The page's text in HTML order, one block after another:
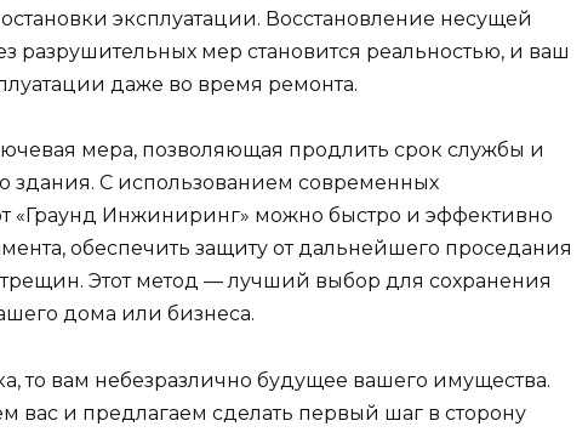
эксплуатации. Восстановление несущей
разрушительных мер становится реальностью, и ваш
даже во время ремонта.
мера, позволяющая продлить срок службы и
здания. С использованием современных
«Граунд Инжиниринг» можно быстро и эффективно
обеспечить защиту от дальнейшего проседания
Этот метод — лучший выбор для сохранения
дома или бизнеса.
то вам небезразлично будущее вашего имущества.
и предлагаем сделать первый шаг в сторону